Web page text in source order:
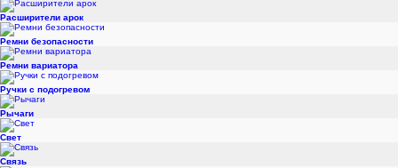
Расширители арок
Ремни безопасности
Ремни вариатора
Ручки с подогревом
Рычаги
Свет
Связь